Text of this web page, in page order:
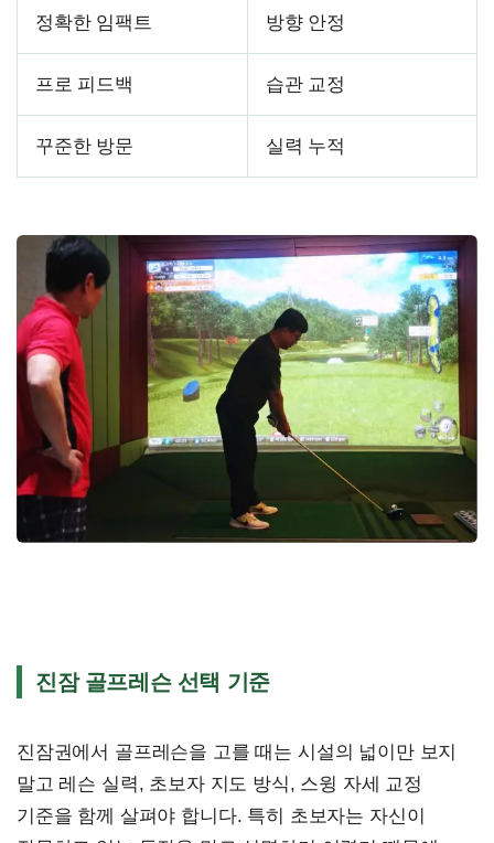
정확한 임팩트 방향 안정
프로 피드백 습관 교정
꾸준한 방문 실력 누적
진잠 골프레슨 선택 기준
진잠권에서 골프레슨을 고를 때는 시설의 넓이만 보지
말고 레슨 실력, 초보자 지도 방식, 스윙 자세 교정
기준을 함께 살펴야 합니다. 특히 초보자는 자신이